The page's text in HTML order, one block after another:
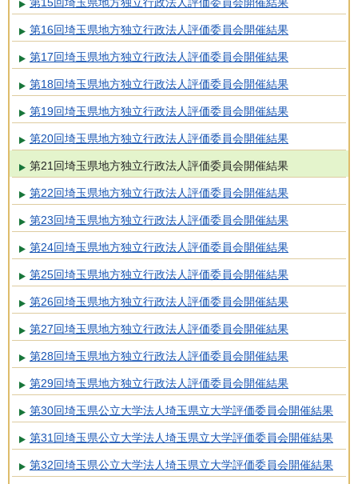
第16回埼玉県地方独立行政法人評価委員会開催結果
第17回埼玉県地方独立行政法人評価委員会開催結果
第18回埼玉県地方独立行政法人評価委員会開催結果
第19回埼玉県地方独立行政法人評価委員会開催結果
第20回埼玉県地方独立行政法人評価委員会開催結果
第21回埼玉県地方独立行政法人評価委員会開催結果
第22回埼玉県地方独立行政法人評価委員会開催結果
第23回埼玉県地方独立行政法人評価委員会開催結果
第24回埼玉県地方独立行政法人評価委員会開催結果
第25回埼玉県地方独立行政法人評価委員会開催結果
第26回埼玉県地方独立行政法人評価委員会開催結果
第27回埼玉県地方独立行政法人評価委員会開催結果
第28回埼玉県地方独立行政法人評価委員会開催結果
第29回埼玉県地方独立行政法人評価委員会開催結果
第30回埼玉県公立大学法人埼玉県立大学評価委員会開催結果
第31回埼玉県公立大学法人埼玉県立大学評価委員会開催結果
第32回埼玉県公立大学法人埼玉県立大学評価委員会開催結果